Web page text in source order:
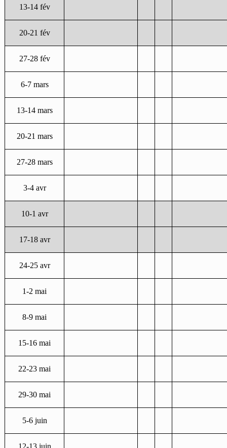
13-14 fév
20-21 fév
27-28 fév
6-7 mars
13-14 mars
20-21 mars
27-28 mars
3-4 avr
10-1 avr
17-18 avr
24-25 avr
1-2 mai
8-9 mai
15-16 mai
22-23 mai
29-30 mai
5-6 juin